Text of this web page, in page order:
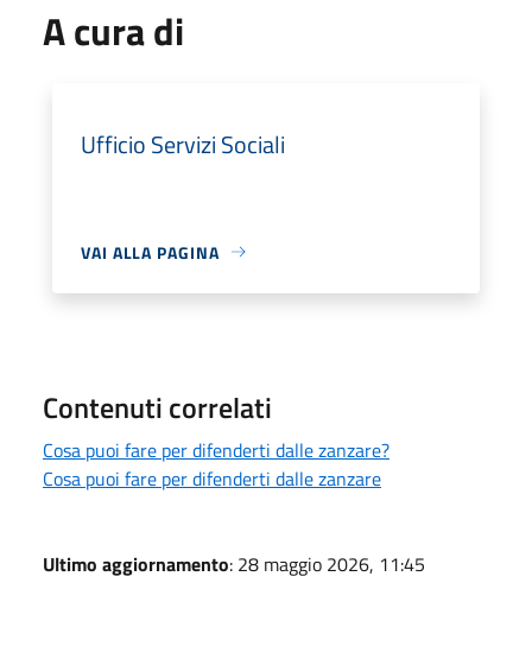
A cura di
Ufficio Servizi Sociali
VAI ALLA PAGINA
Contenuti correlati
Cosa puoi fare per difenderti dalle zanzare?
Cosa puoi fare per difenderti dalle zanzare
Ultimo aggiornamento: 28 maggio 2026, 11:45